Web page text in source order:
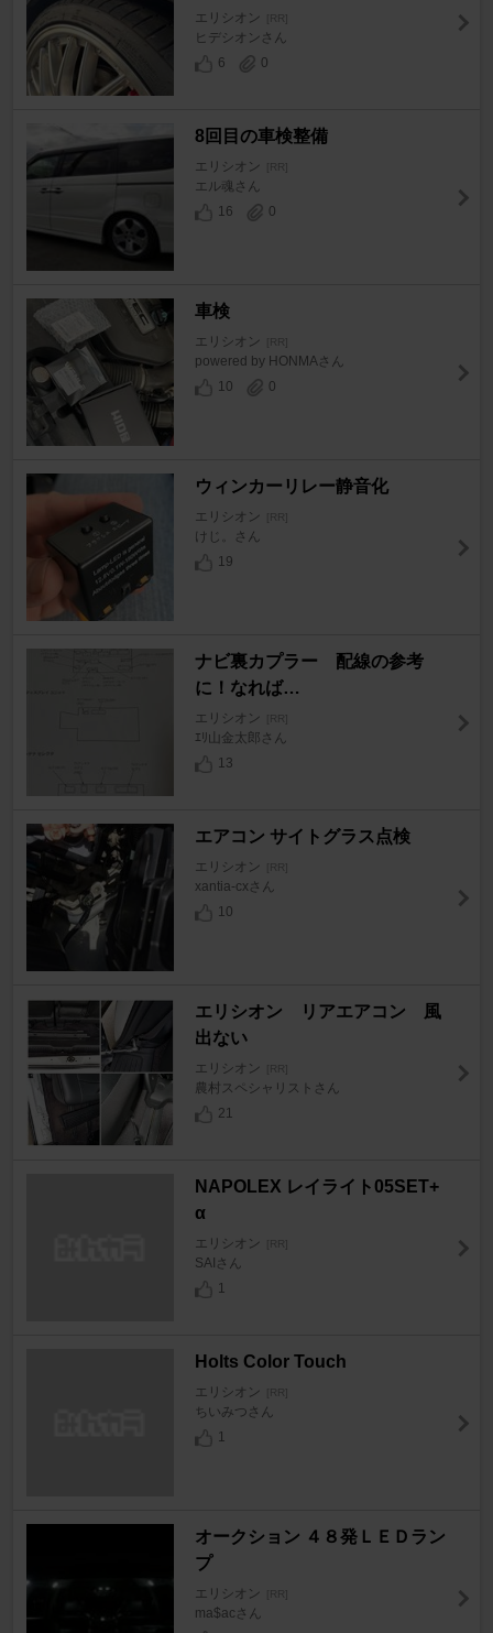
エリシオン [RR]
ヒデシオンさん
6
0
8回目の車検整備
エリシオン [RR]
エル魂さん
16
0
車検
エリシオン [RR]
powered by HONMAさん
10
0
ウィンカーリレー静音化
エリシオン [RR]
けじ。さん
19
ナビ裏カプラー 配線の参考
に！なれば…
エリシオン [RR]
ｴﾘ山金太郎さん
13
エアコン サイトグラス点検
エリシオン [RR]
xantia-cxさん
10
エリシオン リアエアコン 風
出ない
エリシオン [RR]
農村スペシャリストさん
21
NAPOLEX レイライト05SET+
α
エリシオン [RR]
SAIさん
1
Holts Color Touch
エリシオン [RR]
ちいみつさん
1
オークション ４８発ＬＥＤラン
プ
エリシオン [RR]
ma$acさん